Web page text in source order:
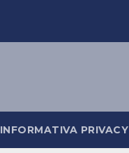
INFORMATIVA PRIVACY